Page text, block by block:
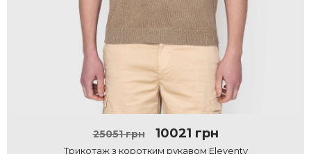
25051 грн 10021 грн
Трикотаж з коротким рукавом Eleventy